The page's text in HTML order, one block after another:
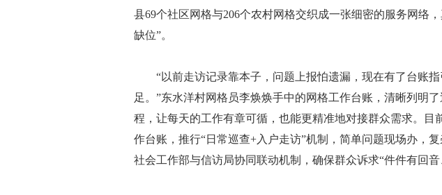
县69个社区网格与206个农村网格交织成一张细密的服务网络
缺位”。
“以前走访记录靠本子，问题上报怕遗漏，现在有了台账指
足。”东水洋村网格员李焕焕手中的网格工作台账，清晰列明
程，让每天的工作有章可循，也能更精准地对接群众需求。目
作台账，推行“日常巡查+入户走访”机制，简单问题现场办，
社会工作部与信访局协同联动机制，确保群众诉求“件件有回音